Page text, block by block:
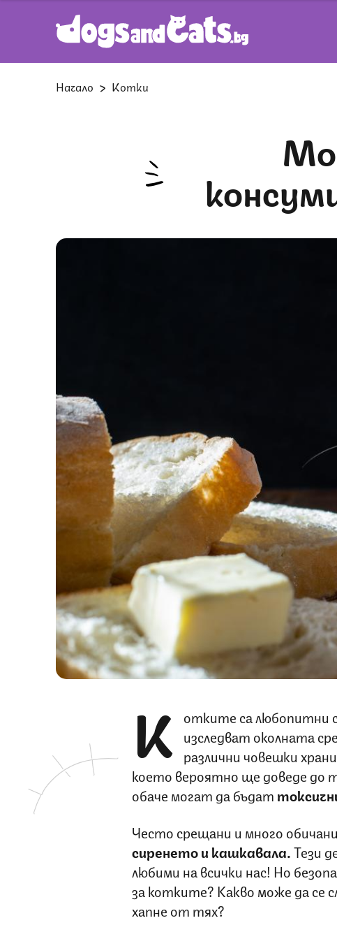
Начало Котки
Могат ли котките да
К отките са любопитни
изследват околната
различни човешки
което вероятно ще доведе до
обаче могат да бъдат
Често срещани и много
сиренето и кашкавала.Тези
любими на всички нас! Но
за котките? Какво може да се
хапне от тях?